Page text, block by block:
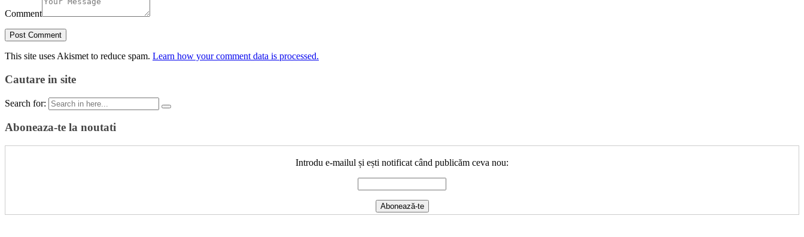
Comment
This site uses Akismet to reduce spam. Learn how your comment data is processed.
Cautare in site
Search for:
Aboneaza-te la noutati
Introdu e-mailul și ești notificat când publicăm ceva nou: